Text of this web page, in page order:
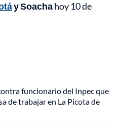
y Soachahoy 10 de
funcionario del Inpec que
de trabajar en La Picota de